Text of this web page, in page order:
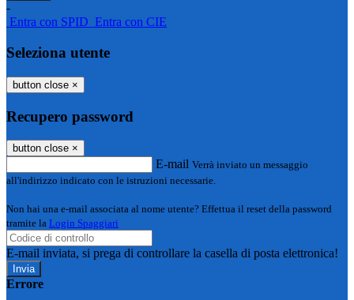
-
Entra con SPID Entra con CIE
Seleziona utente
button close ×
Recupero password
button close ×
E-mail Verrà inviato un messaggio
all'indirizzo indicato con le istruzioni necessarie.
Non hai una e-mail associata al nome utente? Effettua il reset della password
tramite la Login Spaggiari
E-mail inviata, si prega di controllare la casella di posta elettronica!
Errore